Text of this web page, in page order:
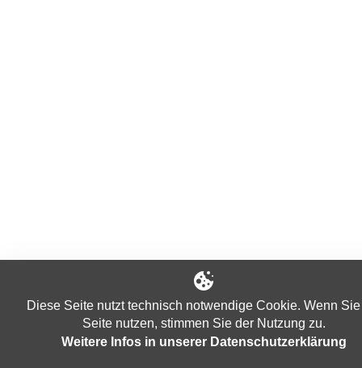
Diese Seite nutzt technisch notwendige Cookie. Wenn
Seite nutzen, stimmen Sie der Nutzung zu.
Weitere Infos in unserer Datenschutzerklärung